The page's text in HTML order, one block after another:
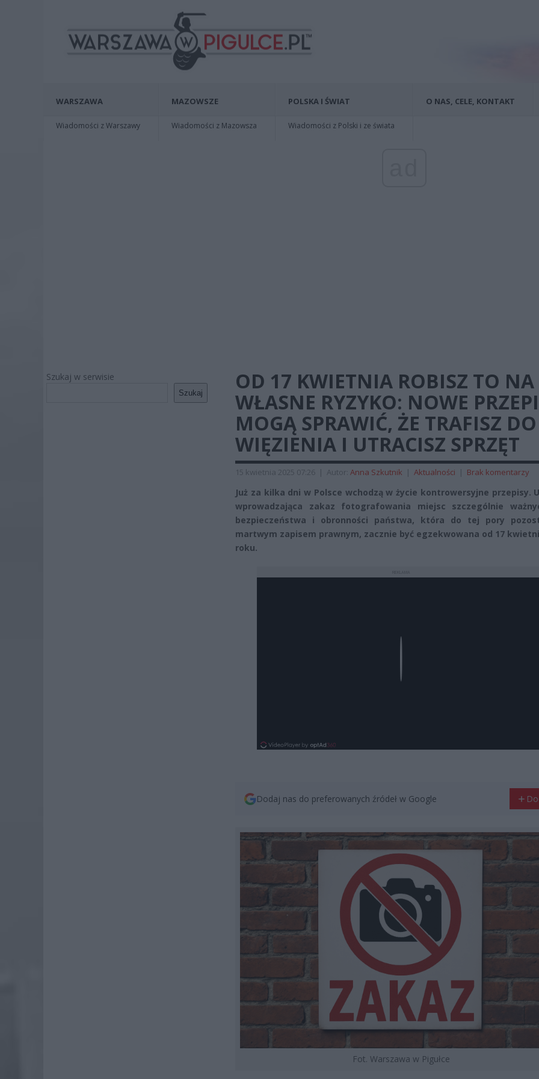
WARSZAWA
Wiadomości z Warszawy
MAZOWSZE
Wiadomości z Mazowsza
POLSKA I ŚWIAT
Wiadomości z Polski i ze świata
O NAS, CELE, KONTAKT
Szukaj w serwisie
Szukaj
OD 17 KWIETNIA ROBISZ TO NA
WŁASNE RYZYKO: NOWE
MOGĄ SPRAWIĆ, ŻE TRAFISZ DO
WIĘZIENIA I UTRACISZ SPRZĘT
15 kwietnia 2025 07:26 | Autor: Anna Szkutnik | Aktualności | Brak komentarzy
Już za kilka dni w Polsce wchodzą w życie kontrowersyjne przepisy.
wprowadzająca zakaz fotografowania miejsc szczególnie
bezpieczeństwa i obronności państwa, która do tej pory
martwym zapisem prawnym, zacznie być egzekwowana od 17
roku.
Dodaj nas do preferowanych źródeł w Google
Fot. Warszawa w Pigułce